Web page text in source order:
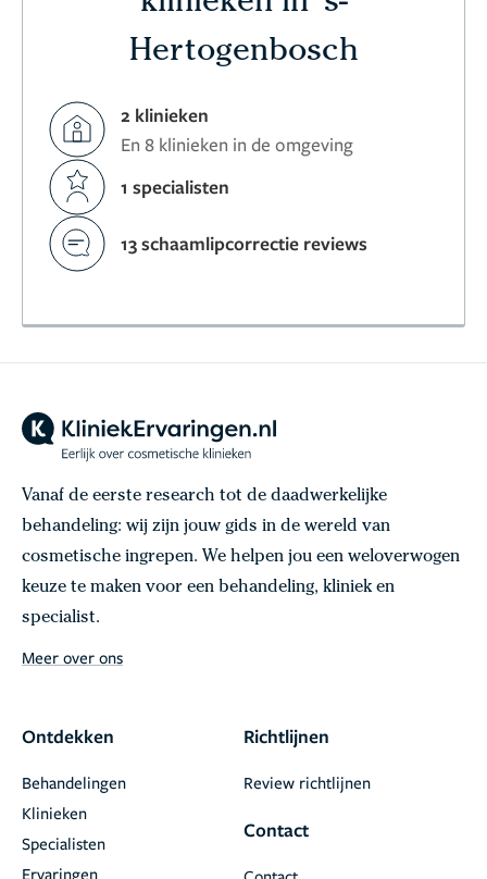
Hertogenbosch
2 klinieken
En 8 klinieken in de omgeving
1 specialisten
13 schaamlipcorrectie reviews
Vanaf de eerste research tot de daadwerkelijke
behandeling: wij zijn jouw gids in de wereld van
cosmetische ingrepen. We helpen jou een weloverwogen
keuze te maken voor een behandeling, kliniek en
specialist.
Meer over ons
Ontdekken
Behandelingen
Klinieken
Specialisten
Ervaringen
Richtlijnen
Review richtlijnen
Contact